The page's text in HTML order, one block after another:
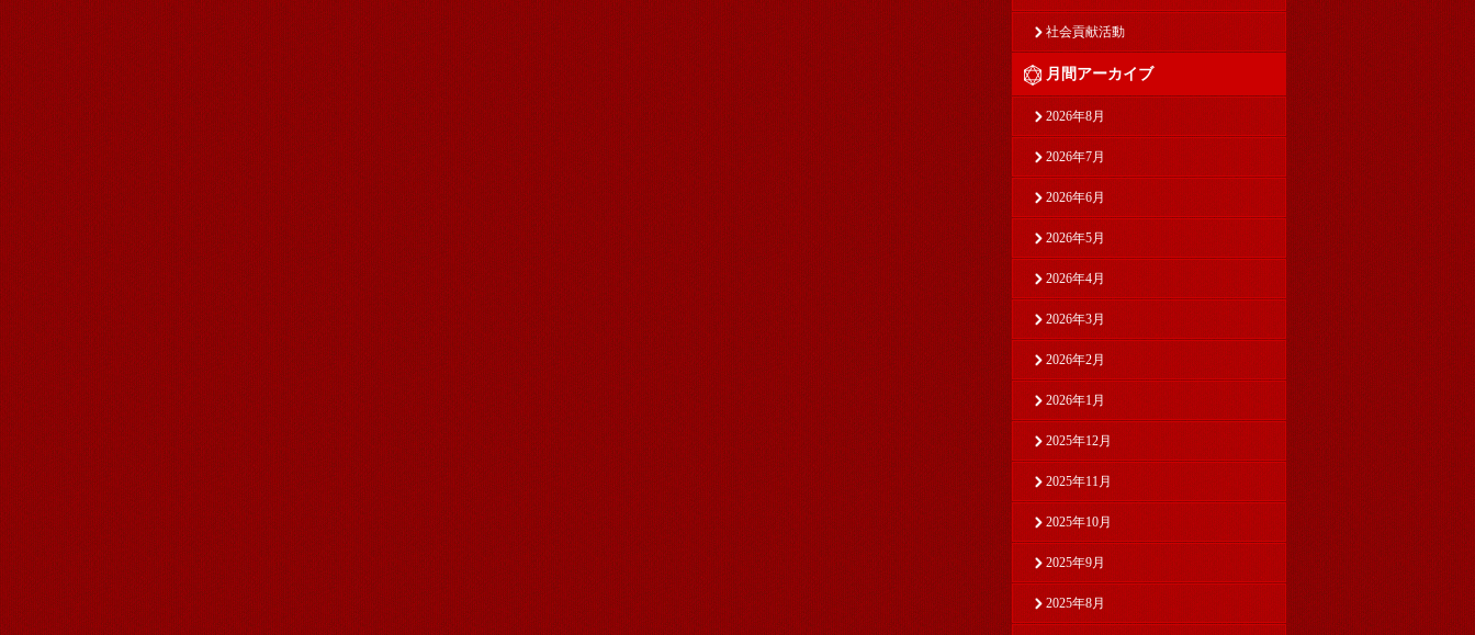
社会貢献活動
月間アーカイブ
2026年8月
2026年7月
2026年6月
2026年5月
2026年4月
2026年3月
2026年2月
2026年1月
2025年12月
2025年11月
2025年10月
2025年9月
2025年8月